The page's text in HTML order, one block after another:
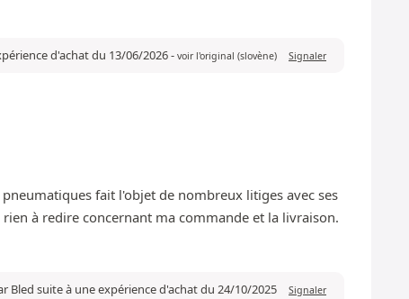
d'achat du 13/06/2026- voir l'original (slovène) Signaler
fait l'objet de nombreux litiges avec ses
à redire concernant ma commande et la livraison.
Bled suite à une expérience d'achat du 24/10/2025 Signaler